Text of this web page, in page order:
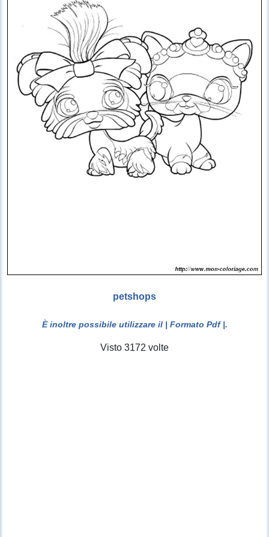
petshops
È inoltre possibile utilizzare il | Formato Pdf |.
Visto 3172 volte